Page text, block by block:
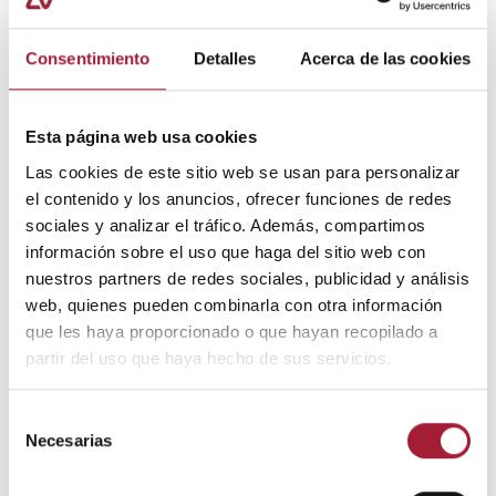
Consentimiento Detalles Acerca de las cookies
Esta página web usa cookies
Las cookies de este sitio web se usan para personalizar
el contenido y los anuncios, ofrecer funciones de redes
sociales y analizar el tráfico. Además, compartimos
información sobre el uso que haga del sitio web con
nuestros partners de redes sociales, publicidad y análisis
web, quienes pueden combinarla con otra información
que les haya proporcionado o que hayan recopilado a
partir del uso que haya hecho de sus servicios.
Necesarias
Esta planta en concreto tiene propiedades antisépticas
tradicionalmente para aliviar y suavizar la irritación de
garganta.
También son componentes habituales la
limón, los cuales siguen siendo uno de los remedios
caseros más populares para calmar el dolor de
garganta.
Otro ingrediente que puede encontrarse en estas
pastillas para chupar para niños es elácido
hialurónico. Esta sustancia forma una película
protectora, regeneradora y calmante sobre las
fomentar la ingesta de líquidos y una buena